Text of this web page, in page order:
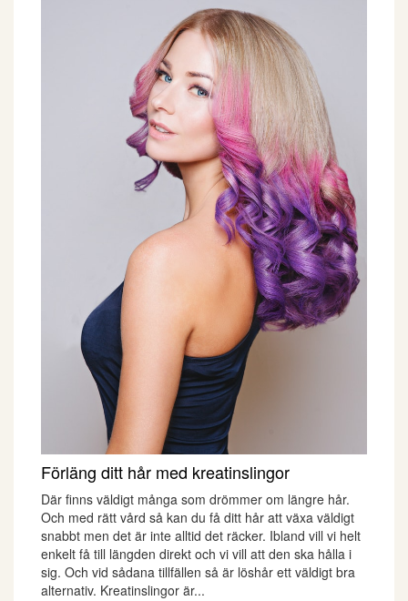
Förläng ditt hår med kreatinslingor
Där finns väldigt många som drömmer om längre hår.
Och med rätt vård så kan du få ditt hår att växa väldigt
snabbt men det är inte alltid det räcker. Ibland vill vi helt
enkelt få till längden direkt och vi vill att den ska hålla i
sig. Och vid sådana tillfällen så är löshår ett väldigt bra
alternativ. Kreatinslingor är...